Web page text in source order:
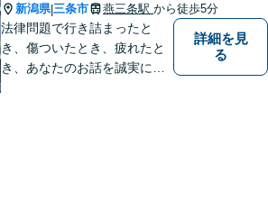
新潟県|三条市 燕三条駅 から徒歩5分
法律問題で行き詰まったと
き、傷ついたとき、疲れたと
き、あなたのお話を誠実にお
詳細を見
る